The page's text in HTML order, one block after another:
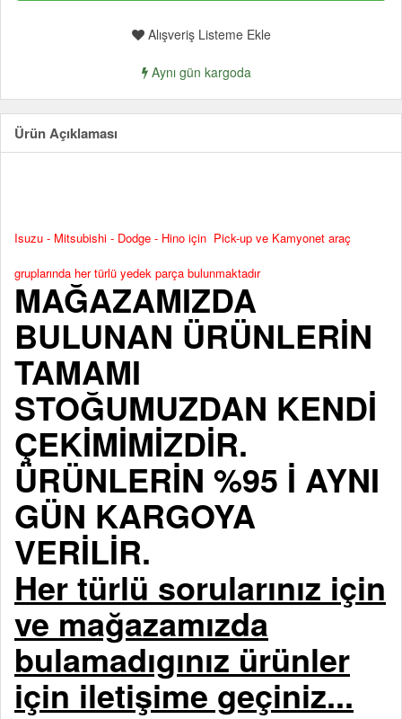
Alışveriş Listeme Ekle
Aynı gün kargoda
Ürün Açıklaması
Isuzu - Mitsubishi - Dodge - Hino için Pick-up ve Kamyonet araç
gruplarında her türlü yedek parça bulunmaktadır
MAĞAZAMIZDA
BULUNAN ÜRÜNLERİN
TAMAMI
STOĞUMUZDAN KENDİ
ÇEKİMİMİZDİR.
ÜRÜNLERİN %95 İ AYNI
GÜN KARGOYA
VERİLİR.
Her türlü sorularınız için
ve mağazamızda
bulamadıgınız ürünler
için iletişime geçiniz...